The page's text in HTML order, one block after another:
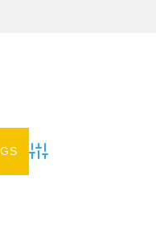
Advanced Search